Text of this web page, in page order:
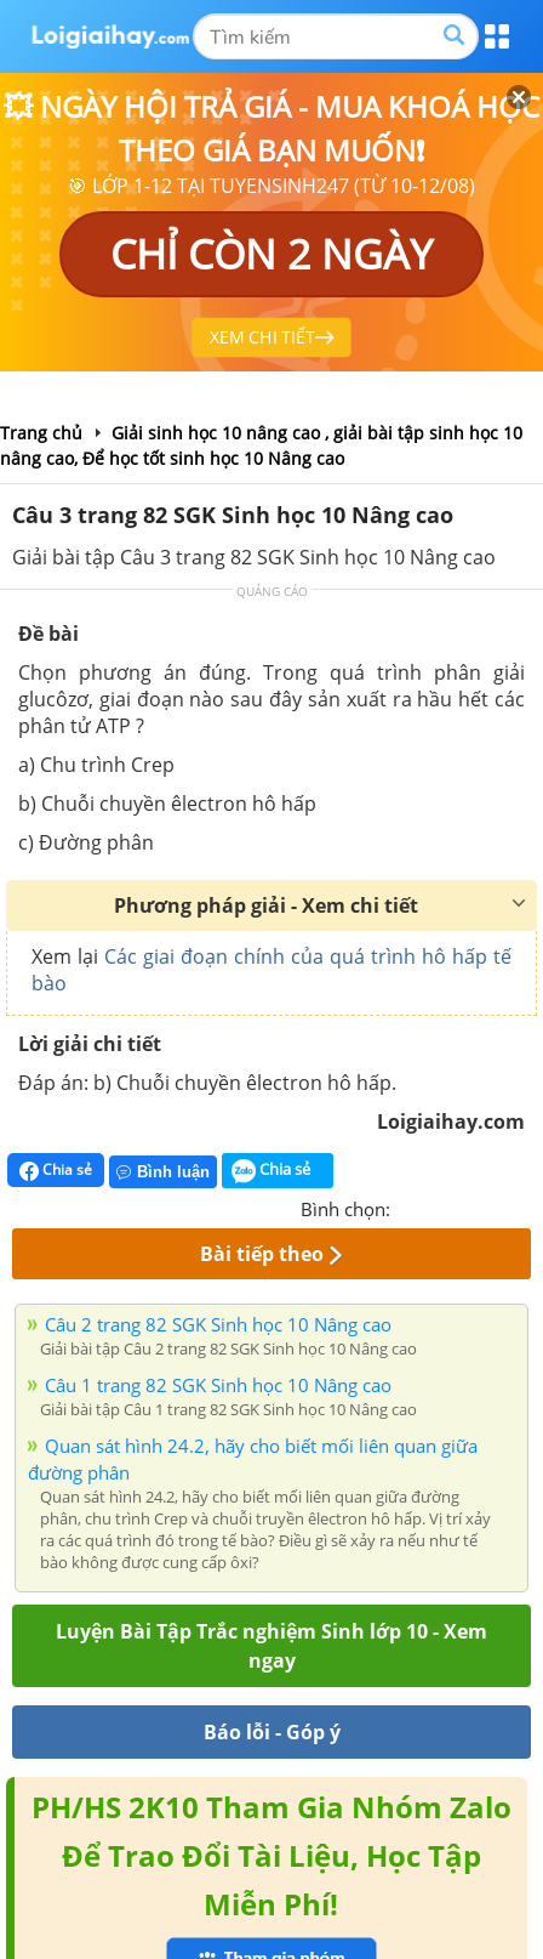
💥 NGÀY HỘI TRẢ GIÁ - MUA KHOÁ HỌC
THEO GIÁ BẠN MUỐN❗
🎯 LỚP 1-12 TẠI TUYENSINH247 (TỪ 10-12/08)
CHỈ CÒN 2 NGÀY
XEM CHI TIẾT
Trang chủ
Giải sinh học 10 nâng cao , giải bài tập sinh học 10
nâng cao, Để học tốt sinh học 10 Nâng cao
Câu 3 trang 82 SGK Sinh học 10 Nâng cao
Giải bài tập Câu 3 trang 82 SGK Sinh học 10 Nâng cao
QUẢNG CÁO
Đề bài
Chọn phương án đúng. Trong quá trình phân giải
glucôzơ, giai đoạn nào sau đây sản xuất ra hầu hết các
phân tử ATP ?
a) Chu trình Crep
b) Chuỗi chuyền êlectron hô hấp
c) Đường phân
Phương pháp giải - Xem chi tiết
Xem lại Các giai đoạn chính của quá trình hô hấp tế
bào
Lời giải chi tiết
Đáp án: b) Chuỗi chuyền êlectron hô hấp.
Loigiaihay.com
Chia sẻ Bình luận Chia sẻ
Bình chọn:
Bài tiếp theo
Câu 2 trang 82 SGK Sinh học 10 Nâng cao
Giải bài tập Câu 2 trang 82 SGK Sinh học 10 Nâng cao
Câu 1 trang 82 SGK Sinh học 10 Nâng cao
Giải bài tập Câu 1 trang 82 SGK Sinh học 10 Nâng cao
Quan sát hình 24.2, hãy cho biết mối liên quan giữa
đường phân
Quan sát hình 24.2, hãy cho biết mối liên quan giữa đường
phân, chu trình Crep và chuỗi truyền êlectron hô hấp. Vị trí xảy
ra các quá trình đó trong tế bào? Điều gì sẽ xảy ra nếu như tế
bào không được cung cấp ôxi?
Luyện Bài Tập Trắc nghiệm Sinh lớp 10 - Xem
ngay
Báo lỗi - Góp ý
PH/HS 2K10 Tham Gia Nhóm Zalo
Để Trao Đổi Tài Liệu, Học Tập
Miễn Phí!